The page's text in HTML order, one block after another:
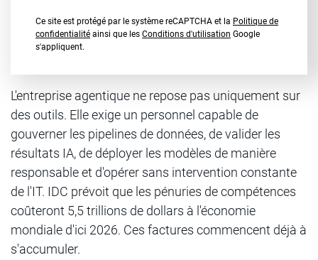
L'entreprise agentique ne repose pas uniquement sur
des outils. Elle exige un personnel capable de
gouverner les pipelines de données, de valider les
résultats IA, de déployer les modèles de manière
responsable et d'opérer sans intervention constante
de l'IT. IDC prévoit que les pénuries de compétences
coûteront 5,5 trillions de dollars à l'économie
mondiale d'ici 2026. Ces factures commencent déjà à
s'accumuler.
Ce site est protégé par le système reCAPTCHA et la Politique de
confidentialité ainsi que les Conditions d'utilisation Google
s'appliquent.